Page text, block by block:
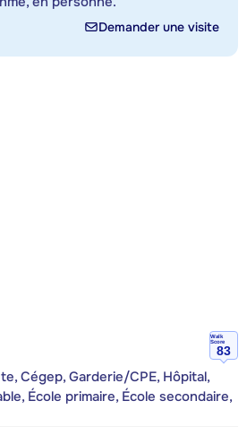
Demander une visite
Walk
Score
83
Cégep, Garderie/CPE, Hôpital,
École primaire, École secondaire,